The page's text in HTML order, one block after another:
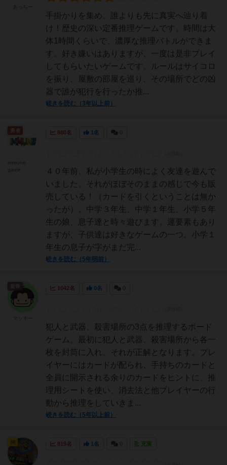
手掛かりを集め、誰よりも先に真実へ辿り着
け！歴史の深い定番推理ゲームです。時間は大
体1時間くらいで、濃厚な推理バトルができま
す。好き嫌いはありますが、一度は是非プレイ
してもらいたいゲームです。ルールはサイコロ
を振り、屋敷の部屋を巡り、その場所でどの凶
器で誰が犯行を行ったか推...
続きを読む（3年以上前）
880名 1名
４０年前、私が小学生の時によく友達を遊んで
いました。それがほぼそのままの感じで今も販
売している！（カードを引くということは無か
ったが）。中学３年生、中学１年生、小学５年
生の娘、息子達と時々遊びます。運要素もあり
ますが、子供達は好きなゲームの一つ。小学１
年生の息子が字がまだ完...
続きを読む（5年弱前）
勇者
1042名 0名
犯人と武器、殺害場所の3点を推理するボード
ゲーム。最初に犯人と武器、殺害場所から各一
枚を封筒に入れ、それが正解となります。プレ
イヤーにはカードが配られ、手持ちのカードと
全員に開示される余りのカードをヒントに、推
理用シートを使い、消去法と他プレイヤーの行
動から推理をしていきま...
続きを読む（5年以上前）
819名 1名 充実